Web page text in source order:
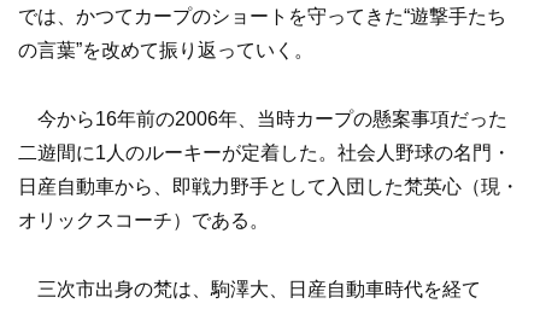
では、かつてカープのショートを守ってきた“遊撃手たち
の言葉”を改めて振り返っていく。
今から16年前の2006年、当時カープの懸案事項だった
二遊間に1人のルーキーが定着した。社会人野球の名門・
日産自動車から、即戦力野手として入団した梵英心（現・
オリックスコーチ）である。
三次市出身の梵は、駒澤大、日産自動車時代を経て